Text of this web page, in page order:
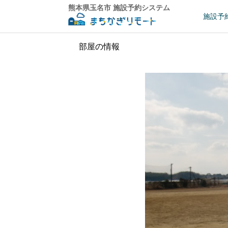
熊本県玉名市 施設予約システム
施設予
部屋の情報